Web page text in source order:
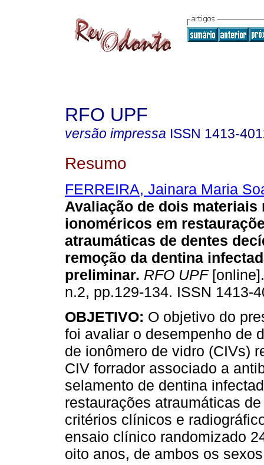
RFO UPF
versão impressa ISSN 1413-
Resumo
FERREIRA, Jainara Maria
Avaliação de dois materiais
ionoméricos em
atraumáticas de dentes
remoção da dentina
preliminar. RFO UPF
n.2, pp.129-134. ISSN 1413-
OBJETIVO: O objetivo do
foi avaliar o desempenho de
de ionômero de vidro (CIVs)
CIV forrador associado a
selamento de dentina
restaurações atraumáticas
critérios clínicos e
ensaio clínico randomizado
oito anos, de ambos os